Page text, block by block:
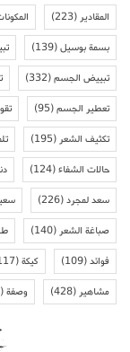
المقادير(223)
بسمة بوسيل(139)
تبييض الجسم(332)
تعطير الجسم(95)
تكثيف الشعر(195)
حالات الشفاء(124)
سعد لمجرد(226)
صباغة الشعر(140)
فوائد(109) كيكة(117)
مشاهير(428) وصفة(156)